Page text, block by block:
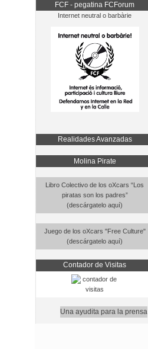
FCF - pegatina FCForum
Internet neutral o barbàrie
Realidades Avanzadas
Molina Pirate
Libro Colectivo de los oXcars “Los
piratas son los padres”
(descárgatelo aquí)
Juego de los oXcars "Free Culture"
(descárgatelo aquí)
Contador de Visitas
Una ayudita para la prensa